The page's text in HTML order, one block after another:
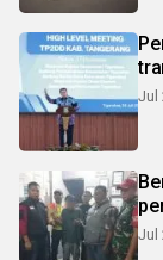
Jul
Jul